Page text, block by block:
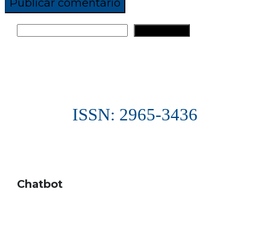
ISSN: 2965-3436
Chatbot